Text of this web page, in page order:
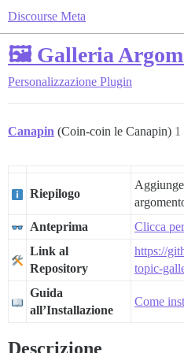
Discourse Meta
🖼️ Galleria
Personalizzazione Plugin
Canapin (Coin-coin le Canapin) 1
Riepilogo
Anteprima
Clicca
Link al
Repository
https://
topic-
Guida
all’Installazione
Come
Descrizione